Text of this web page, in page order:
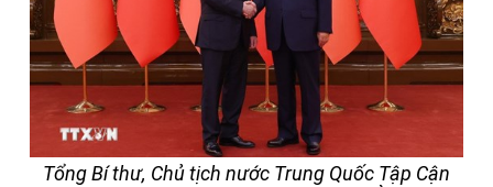
Tổng Bí thư, Chủ tịch nước Trung Quốc Tập Cận